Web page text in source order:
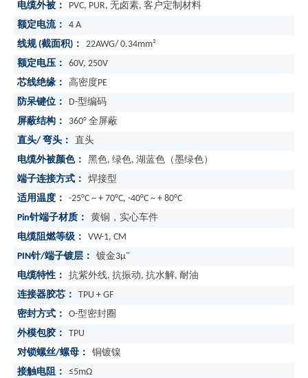
电缆外被：
PVC, PUR, 无卤素, 客户定制材料
额定电流：
4 A
线规 (截面积)：
22AWG/ 0.34mm²
额定电压：
60V, 250V
芯线绝缘：
高密度PE
防呆键位：
D-型编码
屏蔽结构：
360° 全屏蔽
直头/ 弯头：
直头
电缆外被颜色：
黑色, 绿色, 湖蓝色（墨绿色）
端子连接方式：
焊接型
适用温度：
-25°C ~ + 70°C, -40°C ~ + 80°C
Pin针端子材质：
黄铜，实心车件
电缆阻燃等级：
VW-1, CM
PIN针/端子镀层：
镀金3μ"
电缆特性：
抗紫外线, 抗振动, 抗水解, 耐油
连接器胶芯：
TPU + GF
密封方式：
O-型密封圈
外模包胶：
TPU
对锁螺丝/螺母：
铜镀镍
接触电阻：
≤5mΩ